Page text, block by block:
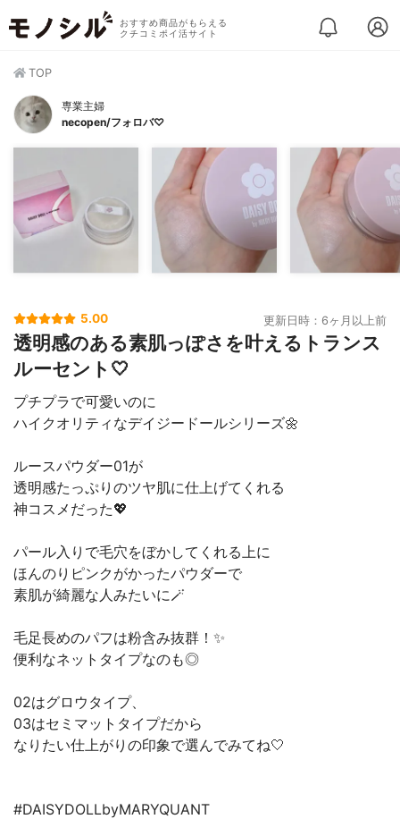
おすすめ商品がもらえる
クチコミポイ活サイト
TOP
専業主婦
necopen/フォロバ♡
5.00 更新日時：6ヶ月以上前
透明感のある素肌っぽさを叶えるトランス
ルーセント🤍
プチプラで可愛いのに
ハイクオリティなデイジードールシリーズ🌼
ルースパウダー01が
透明感たっぷりのツヤ肌に仕上げてくれる
神コスメだった💖
パール入りで毛穴をぼかしてくれる上に
ほんのりピンクがかったパウダーで
素肌が綺麗な人みたいに🪄
毛足長めのパフは粉含み抜群！✨
便利なネットタイプなのも◎
02はグロウタイプ、
03はセミマットタイプだから
なりたい仕上がりの印象で選んでみてね🤍
#DAISYDOLLbyMARYQUANT